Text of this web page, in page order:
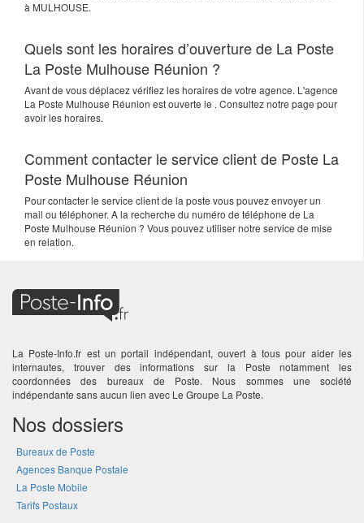
à MULHOUSE.
Quels sont les horaires d’ouverture de La Poste
La Poste Mulhouse Réunion ?
Avant de vous déplacez vérifiez les horaires de votre agence. L'agence
La Poste Mulhouse Réunion est ouverte le . Consultez notre page pour
avoir les horaires.
Comment contacter le service client de Poste La
Poste Mulhouse Réunion
Pour contacter le service client de la poste vous pouvez envoyer un
mail ou téléphoner. A la recherche du numéro de téléphone de La
Poste Mulhouse Réunion ? Vous pouvez utiliser notre service de mise
en relation.
La Poste-Info.fr est un portail indépendant, ouvert à tous pour aider les
internautes, trouver des informations sur la Poste notamment les
coordonnées des bureaux de Poste. Nous sommes une société
indépendante sans aucun lien avec Le Groupe La Poste.
Nos dossiers
Bureaux de Poste
Agences Banque Postale
La Poste Mobile
Tarifs Postaux